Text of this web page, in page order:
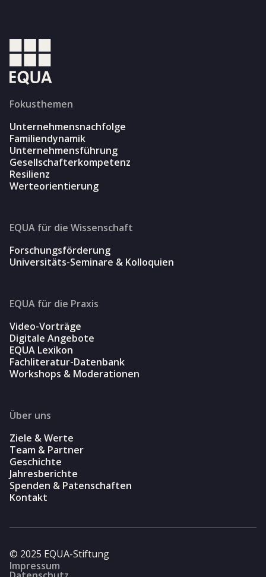
Fokusthemen
Unternehmensnachfolge
Familiendynamik
Unternehmensführung
Gesellschafterkompetenz
Resilienz
Werteorientierung
EQUA für die Wissenschaft
Forschungsförderung
Universitäts-Seminare & Kolloquien
EQUA für die Praxis
Video-Vorträge
Digitale Angebote
EQUA Lexikon
Fachliteratur-Datenbank
Workshops & Moderationen
Über uns
Ziele & Werte
Team & Partner
Geschichte
Jahresberichte
Spenden & Patenschaften
Kontakt
© 2025 EQUA-Stiftung
Impressum